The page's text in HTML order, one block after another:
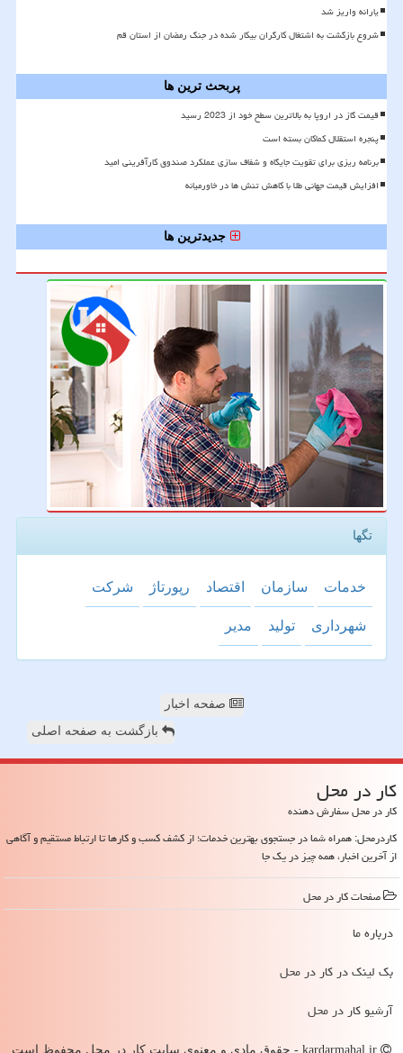
یارانه واریز شد
شروع بازگشت به اشتغال کارگران بیکار شده در جنگ رمضان از استان قم
پربحث ترین ها
قیمت گاز در اروپا به بالاترین سطح خود از 2023 رسید
پنجره استقلال کماکان بسته است
برنامه ریزی برای تقویت جایگاه و شفاف سازی عملکرد صندوق کارآفرینی امید
افزایش قیمت جهانی طلا با کاهش تنش ها در خاورمیانه
جدیدترین ها
تگها
خدمات سازمان اقتصاد رپورتاژ شركت
شهرداری تولید مدیر
صفحه اخبار
بازگشت به صفحه اصلی
كار در محل
کار در محل سفارش دهنده
کاردرمحل: همراه شما در جستجوی بهترین خدمات؛ از کشف کسب و کارها تا ارتباط مستقیم و آگاهی
از آخرین اخبار، همه چیز در یک جا
صفحات كار در محل
درباره ما
بک لینک در كار در محل
آرشیو كار در محل